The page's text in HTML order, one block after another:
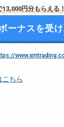
13,000円分もらえる
ーナスを受
こちら